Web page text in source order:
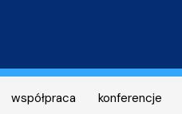
współpraca konferencje